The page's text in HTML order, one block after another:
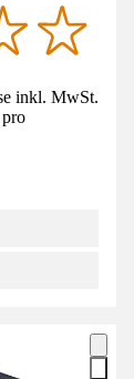
inkl. MwSt.